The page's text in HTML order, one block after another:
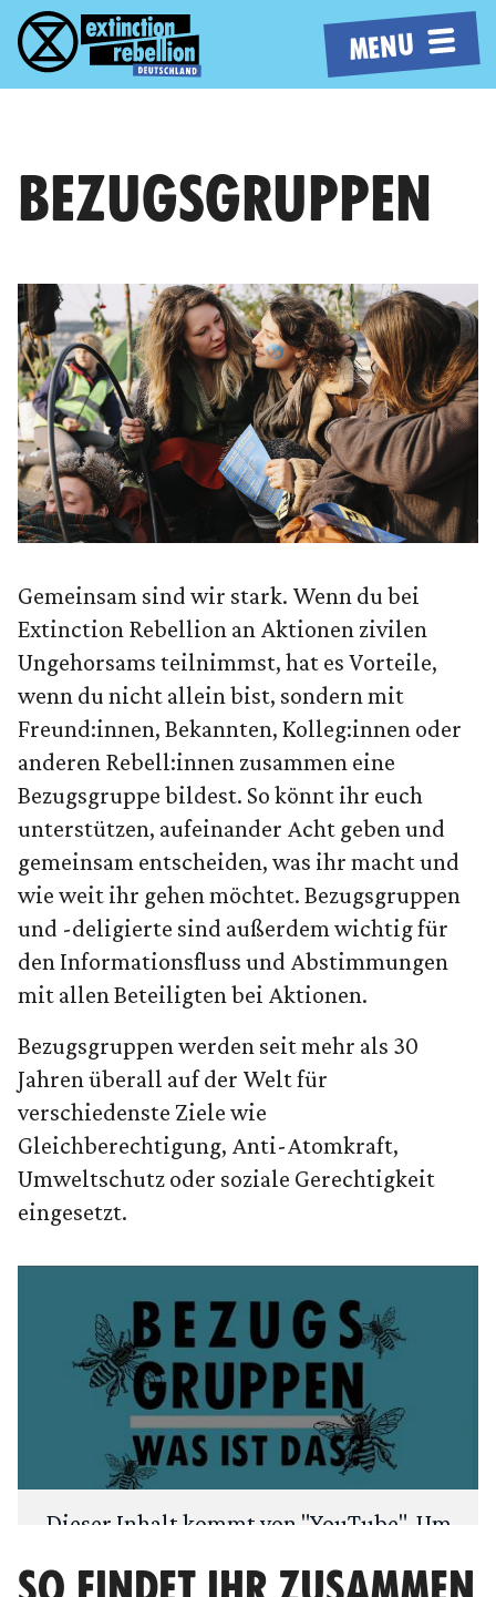
MENU
BEZUGS­GRUPPEN
Gemeinsam sind wir stark. Wenn du bei
Extinction Rebellion an Aktionen zivilen
Ungehorsams teilnimmst, hat es Vorteile,
wenn du nicht allein bist, sondern mit
Freund:innen, Bekannten, Kolleg:innen oder
anderen Rebell:innen zusammen eine
Bezugsgruppe bildest. So könnt ihr euch
unterstützen, aufeinander Acht geben und
gemeinsam entscheiden, was ihr macht und
wie weit ihr gehen möchtet. Bezugsgruppen
und -deligierte sind außerdem wichtig für
den Informationsfluss und Abstimmungen
mit allen Beteiligten bei Aktionen.
Bezugsgruppen werden seit mehr als 30
Jahren überall auf der Welt für
verschiedenste Ziele wie
Gleichberechtigung, Anti-Atomkraft,
Umweltschutz oder soziale Gerechtigkeit
eingesetzt.
Dieser Inhalt kommt von "YouTube". Um
wir zuerst: Möchtest du den Inhalt laden?